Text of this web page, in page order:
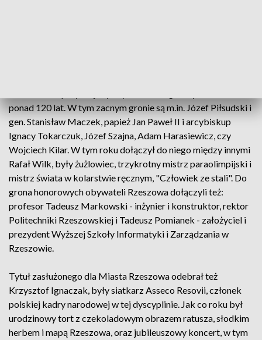
ponad 120 lat. W tym zacnym gronie są m.in. Józef Piłsudski i
gen. Stanisław Maczek, papież Jan Paweł II i arcybiskup
Ignacy Tokarczuk, Józef Szajna, Adam Harasiewicz, czy
Wojciech Kilar. W tym roku dołączył do niego między innymi
Rafał Wilk, były żużlowiec, trzykrotny mistrz paraolimpijski i
mistrz świata w kolarstwie ręcznym, "Człowiek ze stali". Do
grona honorowych obywateli Rzeszowa dołączyli też:
profesor Tadeusz Markowski - inżynier i konstruktor, rektor
Politechniki Rzeszowskiej i Tadeusz Pomianek - założyciel i
prezydent Wyższej Szkoły Informatyki i Zarządzania w
Rzeszowie.
Tytuł zasłużonego dla Miasta Rzeszowa odebrał też
Krzysztof Ignaczak, były siatkarz Asseco Resovii, członek
polskiej kadry narodowej w tej dyscyplinie. Jak co roku był
urodzinowy tort z czekoladowym obrazem ratusza, słodkim
herbem i mapą Rzeszowa, oraz jubileuszowy koncert, w tym